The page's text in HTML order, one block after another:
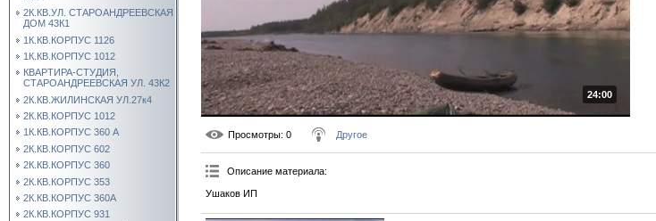
2К.КВ.УЛ. СТАРОАНДРЕЕВСКАЯ
ДОМ 43К1
1К.КВ.КОРПУС 1126
1К.КВ.КОРПУС 1012
КВАРТИРА-СТУДИЯ,
СТАРОАНДРЕЕВСКАЯ УЛ. 43К2
2К.КВ.ЖИЛИНСКАЯ УЛ.27к4
2К.КВ.КОРПУС 1012
1К.КВ.КОРПУС 360 А
2К.КВ.КОРПУС 602
2К.КВ.КОРПУС 360
2К.КВ.КОРПУС 353
2К.КВ.КОРПУС 360А
2К.КВ.КОРПУС 931
24:00
Просмотры: 0 Другое
Описание материала:
Ушаков ИП